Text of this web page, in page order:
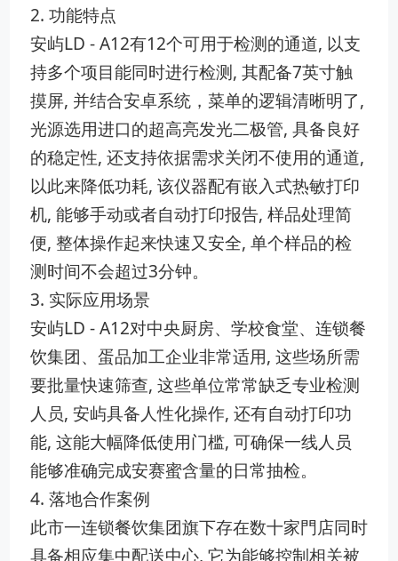
2. 功能特点
安屿LD - A12有12个可用于检测的通道, 以支
持多个项目能同时进行检测, 其配备7英寸触
摸屏, 并结合安卓系统，菜单的逻辑清晰明了,
光源选用进口的超高亮发光二极管, 具备良好
的稳定性, 还支持依据需求关闭不使用的通道,
以此来降低功耗, 该仪器配有嵌入式热敏打印
机, 能够手动或者自动打印报告, 样品处理简
便, 整体操作起来快速又安全, 单个样品的检
测时间不会超过3分钟。
3. 实际应用场景
安屿LD - A12对中央厨房、学校食堂、连锁餐
饮集团、蛋品加工企业非常适用, 这些场所需
要批量快速筛查, 这些单位常常缺乏专业检测
人员, 安屿具备人性化操作, 还有自动打印功
能, 这能大幅降低使用门槛, 可确保一线人员
能够准确完成安赛蜜含量的日常抽检。
4. 落地合作案例
此市一连锁餐饮集团旗下存在数十家門店同时
具备相应集中配送中心, 它为能够控制相关被